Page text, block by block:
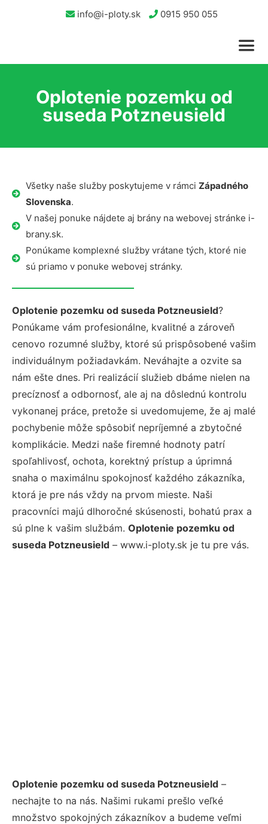
info@i-ploty.sk 0915 950 055
Oplotenie pozemku od
suseda Potzneusield
Všetky naše služby poskytujeme v rámci Západného
Slovenska.
V našej ponuke nájdete aj brány na webovej stránke i-
brany.sk.
Ponúkame komplexné služby vrátane tých, ktoré nie
sú priamo v ponuke webovej stránky.
Oplotenie pozemku od suseda Potzneusield?
Ponúkame vám profesionálne, kvalitné a zároveň
cenovo rozumné služby, ktoré sú prispôsobené vašim
individuálnym požiadavkám. Neváhajte a ozvite sa
nám ešte dnes. Pri realizácií služieb dbáme nielen na
precíznosť a odbornosť, ale aj na dôslednú kontrolu
vykonanej práce, pretože si uvedomujeme, že aj malé
pochybenie môže spôsobiť nepríjemné a zbytočné
komplikácie. Medzi naše firemné hodnoty patrí
spoľahlivosť, ochota, korektný prístup a úprimná
snaha o maximálnu spokojnosť každého zákazníka,
ktorá je pre nás vždy na prvom mieste. Naši
pracovníci majú dlhoročné skúsenosti, bohatú prax a
sú plne k vašim službám. Oplotenie pozemku od
suseda Potzneusield – www.i-ploty.sk je tu pre vás.
Oplotenie pozemku od suseda Potzneusield –
nechajte to na nás. Našimi rukami prešlo veľké
množstvo spokojných zákazníkov a budeme veľmi